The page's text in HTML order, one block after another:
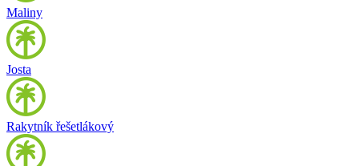
Maliny
Josta
Rakytník řešetlákový